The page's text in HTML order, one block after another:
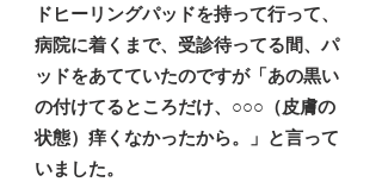
ドヒーリングパッドを持って行って、
病院に着くまで、受診待ってる間、パ
ッドをあてていたのですが「あの黒い
の付けてるところだけ、○○○（皮膚の
状態）痒くなかったから。」と言って
いました。